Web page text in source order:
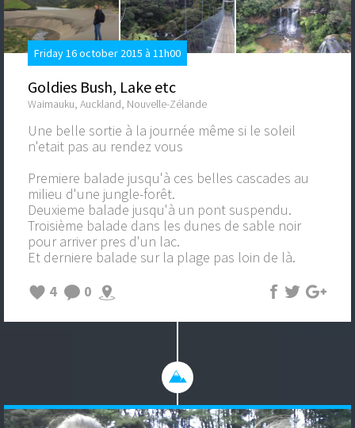
Friday 16 october 2015 à 11h00
Goldies Bush, Lake etc
Waimauku, Auckland, Nouvelle-Zélande
Une belle sortie à la journée même si le soleil
n'etait pas au rendez vous
Premiere balade jusqu'à ces belles cascades au
milieu d'une jungle-forêt.
Deuxieme balade jusqu'à un pont suspendu.
Troisième balade dans les dunes de sable noir
pour arriver pres d'un lac.
Et derniere balade sur la plage pas loin de là.
4
0